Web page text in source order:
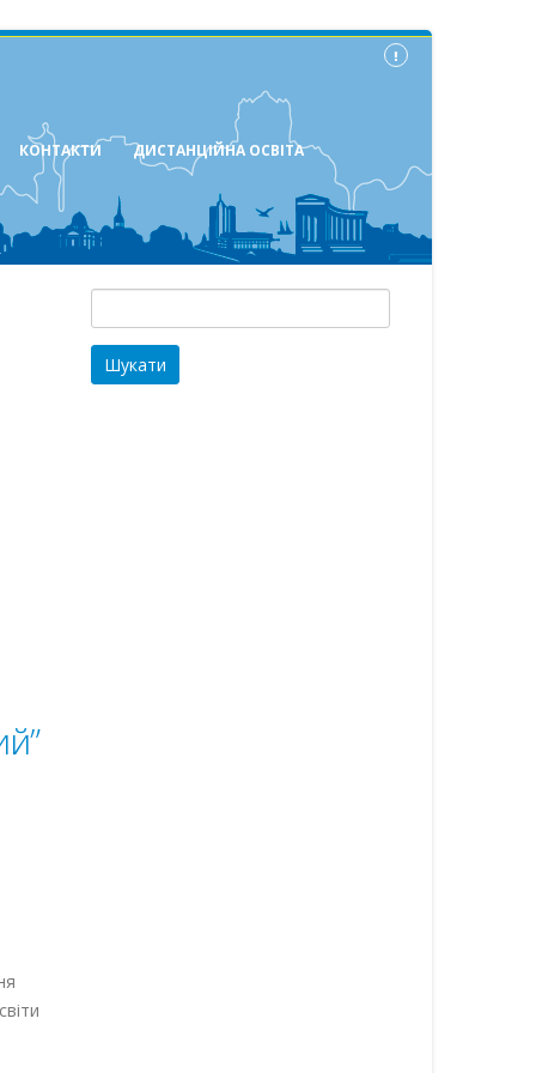
КОНТАКТИ ДИСТАНЦІЙНА ОСВІТА